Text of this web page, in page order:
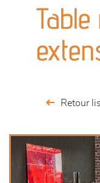
séjours
meubles de
décoration
Retour